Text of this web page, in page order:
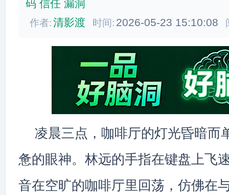
码 信任 漏洞
作者:清影渡 时间: 2026-05-23 15:10:08
凌晨三点，咖啡厅的灯光昏暗而
惫的眼神。林远的手指在键盘上飞
音在空旷的咖啡厅里回荡，仿佛在